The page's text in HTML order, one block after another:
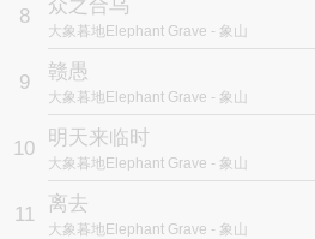
8 众之合乌
大象暮地Elephant Grave - 象山
9 赣愚
大象暮地Elephant Grave - 象山
10 明天来临时
大象暮地Elephant Grave - 象山
11 离去
大象暮地Elephant Grave - 象山